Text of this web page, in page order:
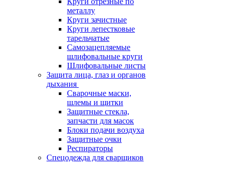
металлу
Круги зачистные
Круги лепестковые
тарельчатые
Самозацепляемые
шлифовальные круги
Шлифовальные листы
Защита лица, глаз и органов
дыхания
Сварочные маски,
шлемы и щитки
Защитные стекла,
запчасти для масок
Блоки подачи воздуха
Защитные очки
Респираторы
Спецодежда для сварщиков